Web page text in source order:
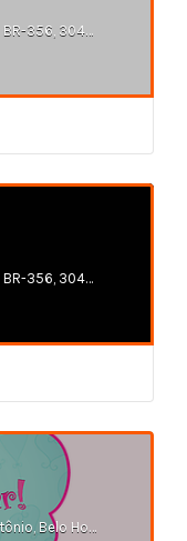
BH Shopping - Piso Nova Lima, LJ 140 - BR-356, 3049 - Belvedere, Belo Horizonte - MG
BH Shopping - Piso Nova Lima, LJ 147 - BR-356, 3049 - Belvedere, Belo Horizonte - MG
Av. Prudente de Morais, 1170 - Santo Antônio, Belo Horizonte - MG